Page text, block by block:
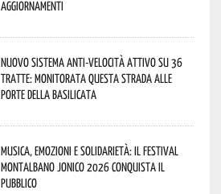
aggiornamenti
Nuovo sistema anti-velocità attivo su 36
tratte: monitorata questa strada alle
porte della Basilicata
Musica, emozioni e solidarietà: il Festival
Montalbano Jonico 2026 conquista il
pubblico